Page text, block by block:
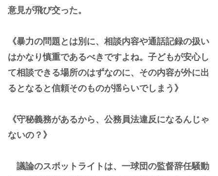
意見が飛び交った。
《暴力の問題とは別に、相談内容や通話記録の扱い
はかなり慎重であるべきですよね。子どもが安心し
て相談できる場所のはずなのに、その内容が外に出
るとなると信頼そのものが揺らいでしまう》
《守秘義務があるから、公務員法違反になるんじゃ
ないの？》
議論のスポットライトは、一球団の監督辞任騒動